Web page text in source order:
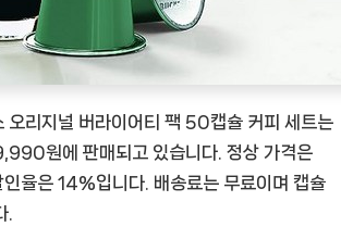
오리지널 버라이어티 팩 50캡슐 커피 세트는
원에 판매되고 있습니다. 정상 가격은
율은 14%입니다. 배송료는 무료이며 캡슐
.